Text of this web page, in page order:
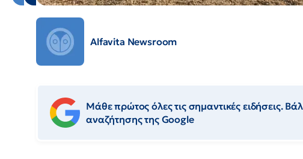
Alfavita Newsroom
Μάθε πρώτος όλες τις σημαντικές ειδήσεις.
αναζήτησης της Google